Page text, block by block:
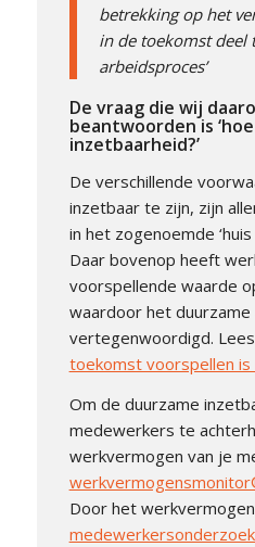
betrekking op het
in de toekomst deel
arbeidsproces’
De vraag die wij
beantwoorden is
inzetbaarheid?’
De verschillende
inzetbaar te zijn, zijn
in het zogenoemde
Daar bovenop heeft
voorspellende waarde
waardoor het
vertegenwoordigd.
toekomst voorspellen is
Om de duurzame
medewerkers te
werkvermogen van je
Door het